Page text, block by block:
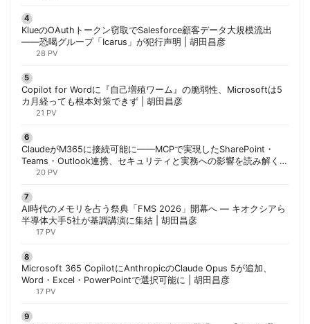
KlueのOAuthトークン窃取でSalesforce顧客データ大規模流出
——恐喝グループ「Icarus」が犯行声明 | 胡田昌彦
28 PV
Copilot for Wordに『自己増殖ワーム』の脆弱性、Microsoftは5
カ月経っても根本対策できず | 胡田昌彦
21 PV
ClaudeがM365に接続可能に——MCPで実現したSharePoint・
Teams・Outlook連携、セキュリティと実務への影響を読み解く |
胡田昌彦
20 PV
AI時代のメモリを占う祭典「FMS 2026」開幕へ ― キオクシアら
半導体大手5社が基調講演に集結 | 胡田昌彦
17 PV
Microsoft 365 CopilotにAnthropicのClaude Opus 5が追加、
Word・Excel・PowerPointで選択可能に | 胡田昌彦
17 PV